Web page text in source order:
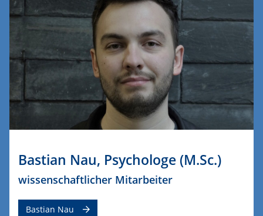
Bastian Nau, Psychologe (M.Sc.)
wissenschaftlicher Mitarbeiter
Bastian Nau